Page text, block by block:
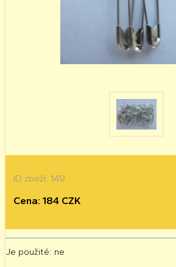
ID zboží: 149
Cena: 184 CZK
Je použité: ne